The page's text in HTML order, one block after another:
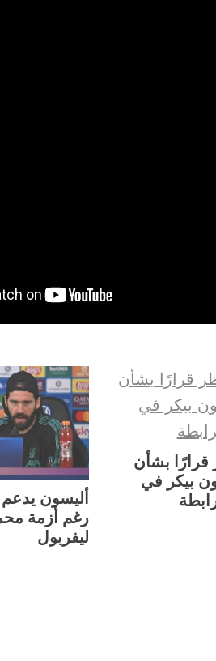
قرارًا بشأن
بيكر في
أليسون
رغم أزمة
ليفربول